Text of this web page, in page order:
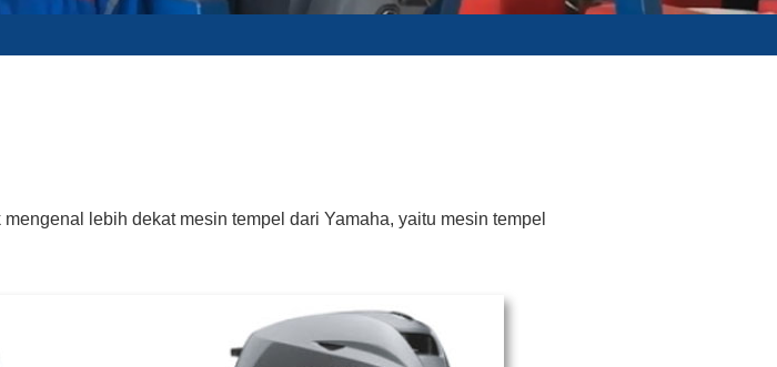
lebih dekat mesin tempel dari Yamaha, yaitu mesin tempel